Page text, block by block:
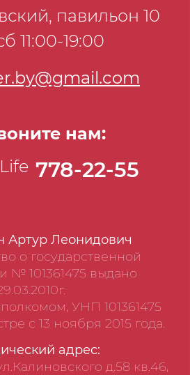
Леонидович
о государственной
№ 101361475 выдано
УНП 101361475
с 13 ноября 2015 года.
адрес:
д.58 кв.46,
павильон 10
11:00-19:00
нам:
778-22-55